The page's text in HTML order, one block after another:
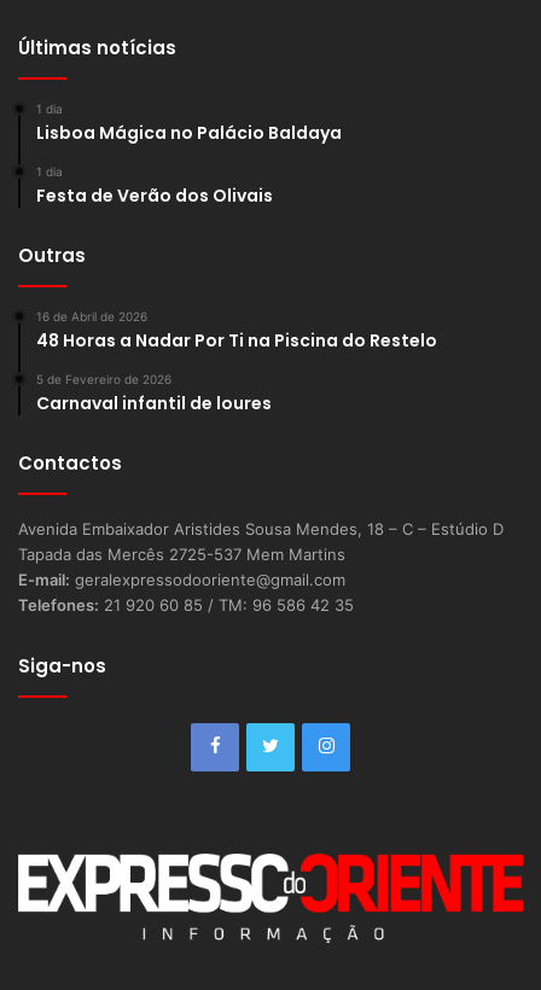
Últimas notícias
1 dia
Lisboa Mágica no Palácio Baldaya
1 dia
Festa de Verão dos Olivais
Outras
16 de Abril de 2026
48 Horas a Nadar Por Ti na Piscina do Restelo
5 de Fevereiro de 2026
Carnaval infantil de loures
Contactos
Avenida Embaixador Aristides Sousa Mendes, 18 – C – Estúdio D
Tapada das Mercês 2725-537 Mem Martins
E-mail: geralexpressodooriente@gmail.com
Telefones: 21 920 60 85 / TM: 96 586 42 35
Siga-nos